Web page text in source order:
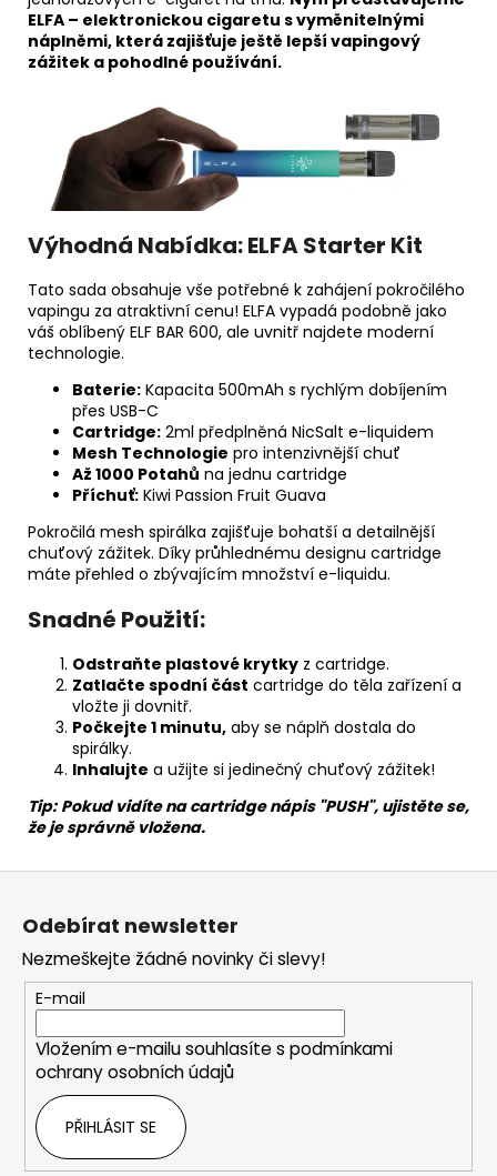
ELFA – elektronickou cigaretu s vyměnitelnými
náplněmi, která zajišťuje ještě lepší vapingový
zážitek a pohodlné používání.
Výhodná Nabídka: ELFA Starter Kit
Tato sada obsahuje vše potřebné k zahájení pokročilého
vapingu za atraktivní cenu! ELFA vypadá podobně jako
váš oblíbený ELF BAR 600, ale uvnitř najdete moderní
technologie.
Baterie: Kapacita 500mAh s rychlým dobíjením
přes USB-C
Cartridge: 2ml předplněná NicSalt e-liquidem
Mesh Technologie pro intenzivnější chuť
Až 1000 Potahů na jednu cartridge
Příchuť: Kiwi Passion Fruit Guava
Pokročilá mesh spirálka zajišťuje bohatší a detailnější
chuťový zážitek. Díky průhlednému designu cartridge
máte přehled o zbývajícím množství e-liquidu.
Snadné Použití:
Odstraňte plastové krytky z cartridge.
Zatlačte spodní část cartridge do těla zařízení a
vložte ji dovnitř.
Počkejte 1 minutu, aby se náplň dostala do
spirálky.
Inhalujte a užijte si jedinečný chuťový zážitek!
Tip: Pokud vidíte na cartridge nápis "PUSH", ujistěte se,
že je správně vložena.
Z
Odebírat newsletter
Nezmeškejte žádné novinky či slevy!
E-mail
Vložením e-mailu souhlasíte s podmínkami
ochrany osobních údajů
PŘIHLÁSIT SE